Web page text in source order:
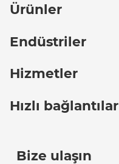
Ürünler
Endüstriler
Hizmetler
Hızlı bağlantılar
Bize ulaşın